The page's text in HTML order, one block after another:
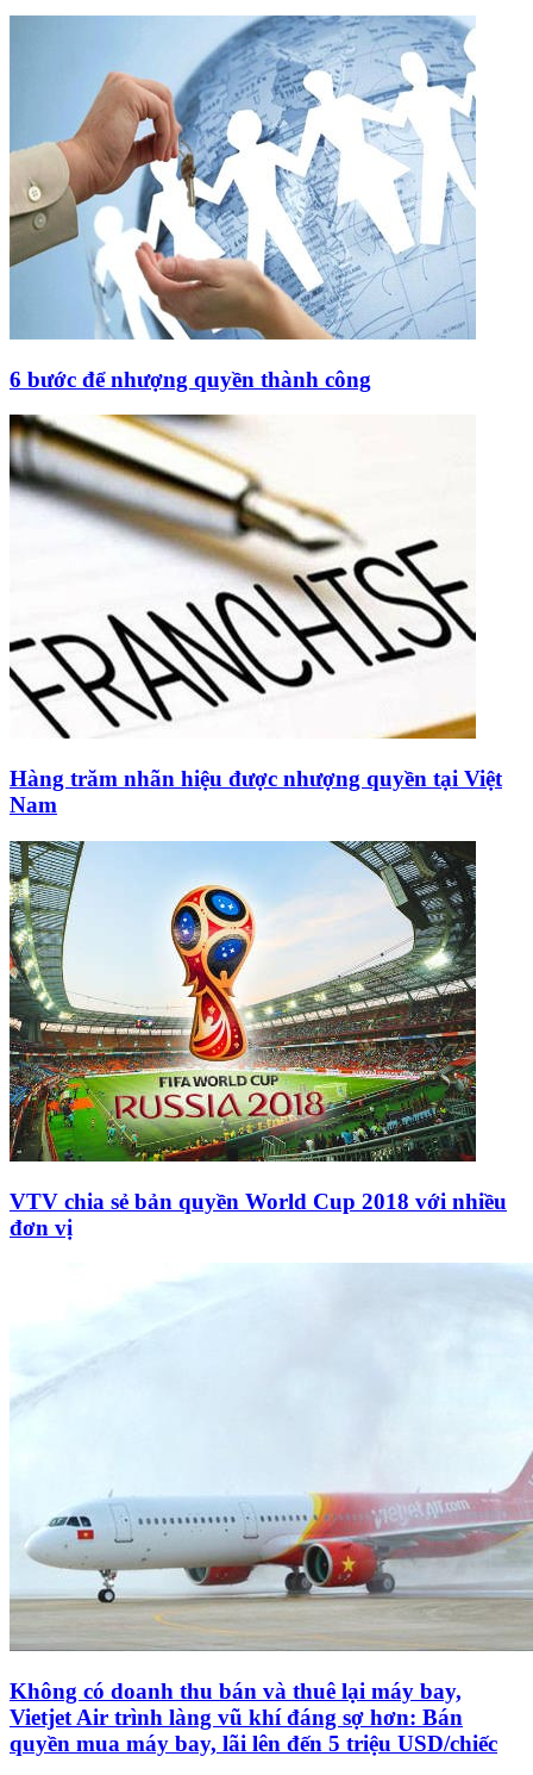
6 bước để nhượng quyền thành công
Hàng trăm nhãn hiệu được nhượng quyền tại Việt
Nam
VTV chia sẻ bản quyền World Cup 2018 với nhiều
đơn vị
Không có doanh thu bán và thuê lại máy bay,
Vietjet Air trình làng vũ khí đáng sợ hơn: Bán
quyền mua máy bay, lãi lên đến 5 triệu USD/chiếc